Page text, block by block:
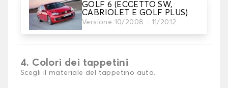
GOLF 6 (ECCETTO SW,
CABRIOLET E GOLF PLUS)
Versione 10/2008 - 11/2012
3. Set di tappetini
Selezionare il numero di tappetini per auto
necessari.
4. Colori dei tappetini
Scegli il materiale del tappetino auto.